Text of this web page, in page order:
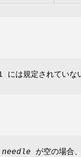
は規定されていな
needle が空の場合